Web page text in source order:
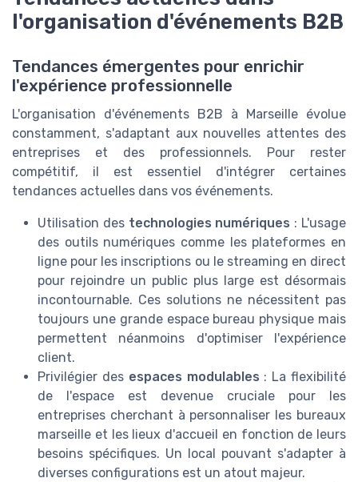
l'organisation d'événements B2B
Tendances émergentes pour enrichir
l'expérience professionnelle
L'organisation d'événements B2B à Marseille évolue
constamment, s'adaptant aux nouvelles attentes des
entreprises et des professionnels. Pour rester
compétitif, il est essentiel d'intégrer certaines
tendances actuelles dans vos événements.
Utilisation des technologies numériques : L'usage
des outils numériques comme les plateformes en
ligne pour les inscriptions ou le streaming en direct
pour rejoindre un public plus large est désormais
incontournable. Ces solutions ne nécessitent pas
toujours une grande espace bureau physique mais
permettent néanmoins d'optimiser l'expérience
client.
Privilégier des espaces modulables : La flexibilité
de l'espace est devenue cruciale pour les
entreprises cherchant à personnaliser les bureaux
marseille et les lieux d'accueil en fonction de leurs
besoins spécifiques. Un local pouvant s'adapter à
diverses configurations est un atout majeur.